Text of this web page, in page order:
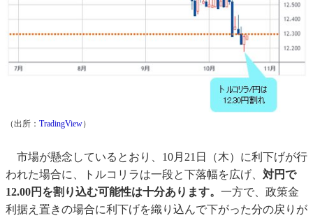
（出所： TradingView）
市場が懸念しているとおり、10月21日（木）に利下げが行
われた場合に、トルコリラは一段と下落幅を広げ、 対円で
12.00円を割り込む可能性は十分あります。 一方で、政策金
利据え置きの場合に利下げを織り込んで下がった分の戻りが